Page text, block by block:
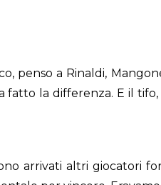
a Rinaldi,
la differenza. E il tifo,
arrivati altri giocatori